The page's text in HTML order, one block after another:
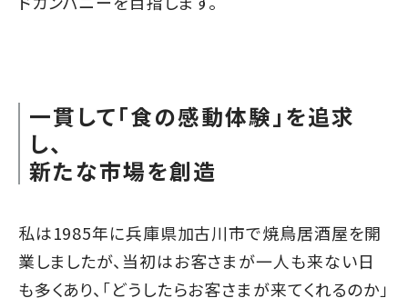
一貫して「食の感動体験」を追求
し、
新たな市場を創造
私は1985年に兵庫県加古川市で焼鳥居酒屋を開
業しましたが、当初はお客さまが一人も来ない日
も多くあり、「どうしたらお客さまが来てくれるのか」